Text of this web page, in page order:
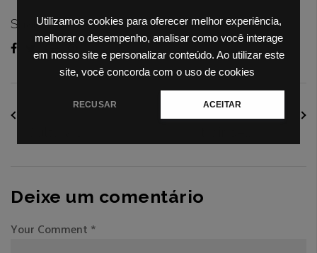
Utilizamos cookies para oferecer melhor experiência,
melhorar o desempenho, analisar como você interage
em nosso site e personalizar conteúdo. Ao utilizar este
site, você concorda com o uso de cookies
RECUSAR ACEITAR
Share
PRÓXIMO POST
Deixe um comentário
Your Comment *